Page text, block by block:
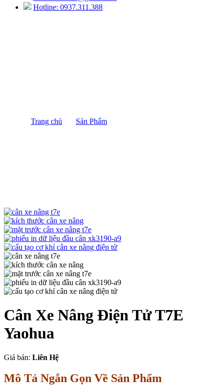
Hotline: 0937.311.388
Trang chủ Sản Phẩm
Cân Xe Nâng Điện Tử T7E
Yaohua
Giá bán: Liên Hệ
Mô Tả Ngắn Gọn Về Sản Phẩm